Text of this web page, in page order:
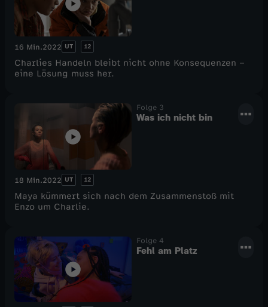
16 Min.2022 UT 12
Charlies Handeln bleibt nicht ohne Konsequenzen –
eine Lösung muss her.
Folge 3
Was ich nicht bin
18 Min.2022 UT 12
Maya kümmert sich nach dem Zusammenstoß mit
Enzo um Charlie.
Folge 4
Fehl am Platz